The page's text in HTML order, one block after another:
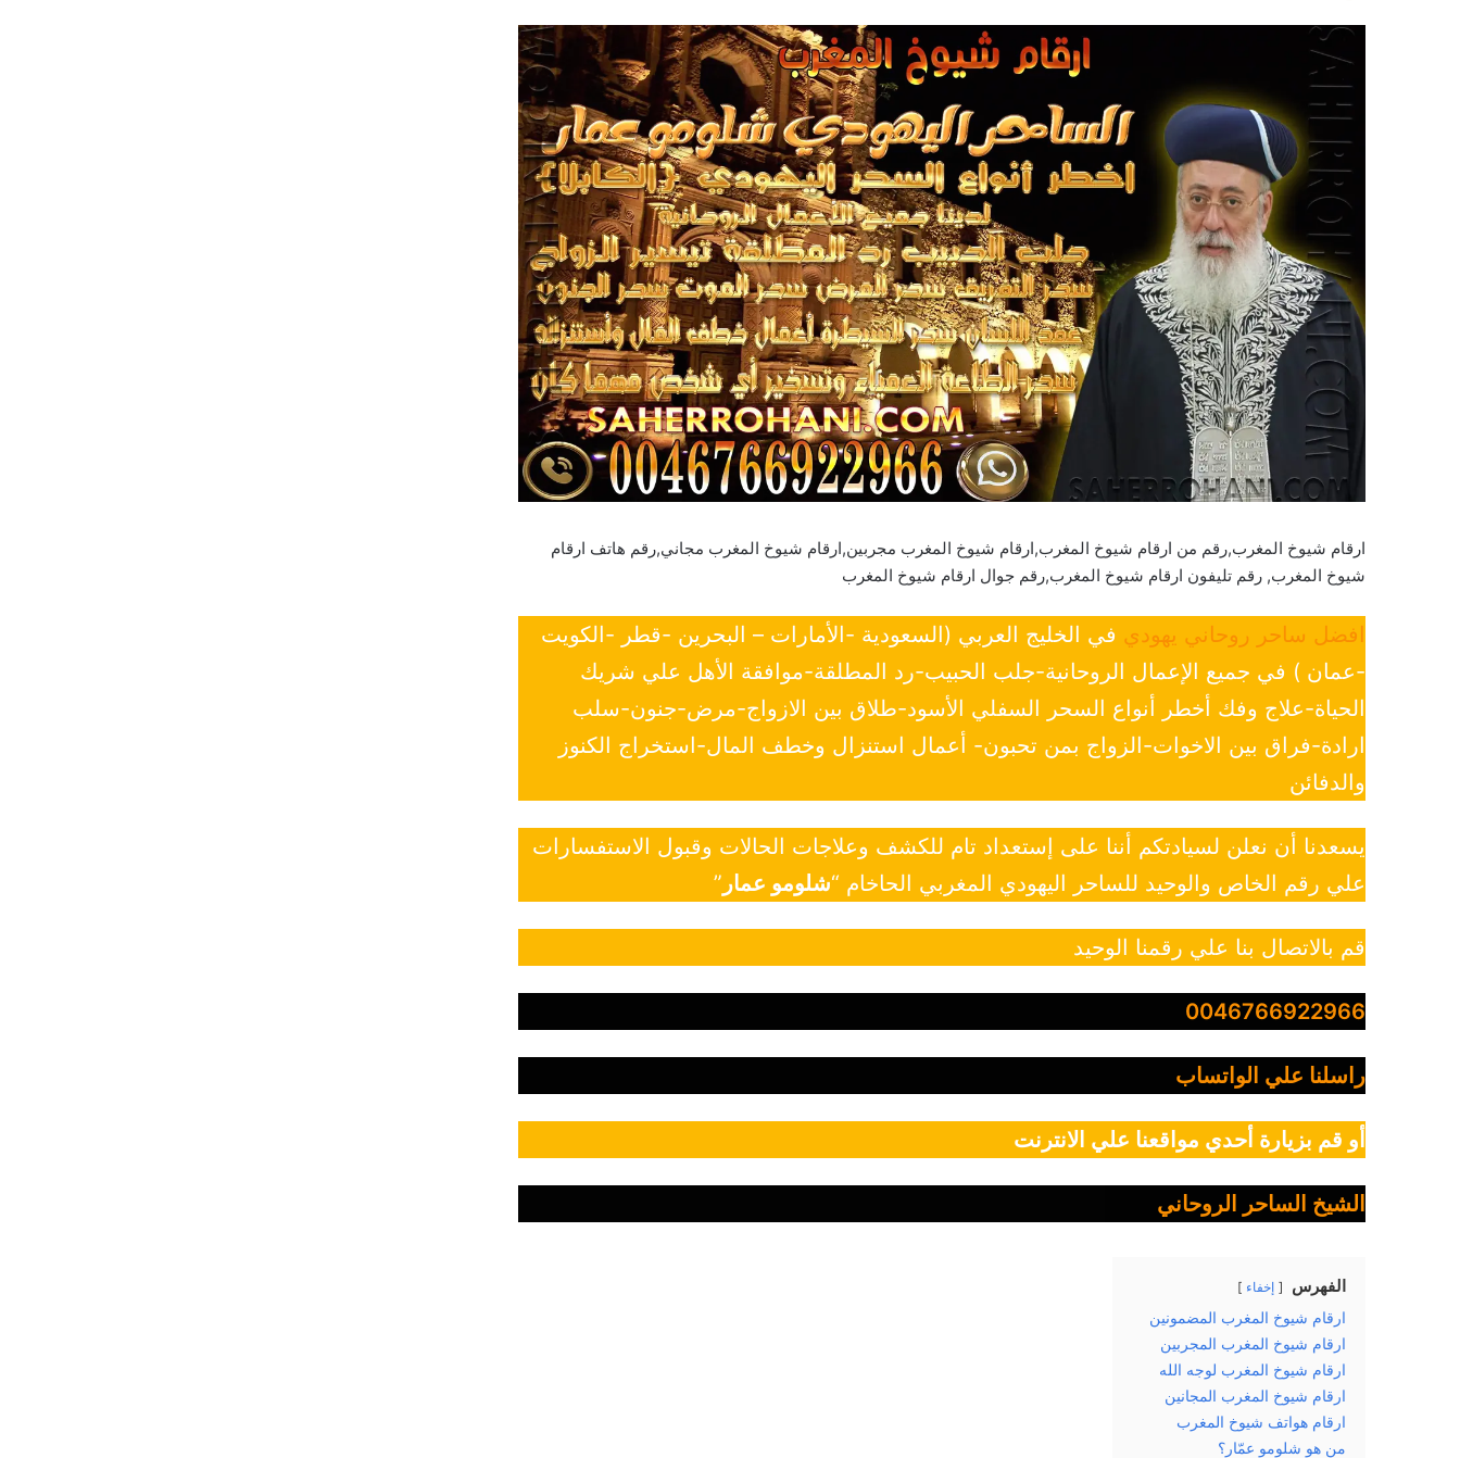
ارقام شيوخ المغرب,رقم من ارقام شيوخ المغرب,ارقام شيوخ المغرب مجربين,ارقام شيوخ المغرب مجاني,رقم هاتف ارقام
شيوخ المغرب, رقم تليفون ارقام شيوخ المغرب,رقم جوال ارقام شيوخ المغرب
افضل ساحر روحاني يهودي في الخليج العربي (السعودية -الأمارات – البحرين -قطر -الكويت
-عمان ) في جميع الإعمال الروحانية-جلب الحبيب-رد المطلقة-موافقة الأهل علي شريك
الحياة-علاج وفك أخطر أنواع السحر السفلي الأسود-طلاق بين الازواج-مرض-جنون-سلب
ارادة-فراق بين الاخوات-الزواج بمن تحبون- أعمال استنزال وخطف المال-استخراج الكنوز
والدفائن
يسعدنا أن نعلن لسيادتكم أننا على إستعداد تام للكشف وعلاجات الحالات وقبول الاستفسارات
علي رقم الخاص والوحيد للساحر اليهودي المغربي الحاخام “شلومو عمار ”
قم بالاتصال بنا علي رقمنا الوحيد
0046766922966
راسلنا علي الواتساب
أو قم بزيارة أحدي مواقعنا علي الانترنت
الشيخ الساحر الروحاني
الفهرس إخفاء
ارقام شيوخ المغرب المضمونين
ارقام شيوخ المغرب المجربين
ارقام شيوخ المغرب لوجه الله
ارقام شيوخ المغرب المجانين
ارقام هواتف شيوخ المغرب
من هو شلومو عمّار؟